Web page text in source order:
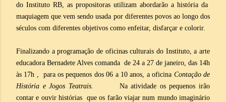
do Instituto RB, as propositoras utilizam abordarão a história da
maquiagem que vem sendo usada por diferentes povos ao longo dos
séculos com diferentes objetivos como enfeitar, disfarçar e colorir.
Finalizando a programação de oficinas culturais do Instituto, a arte
educadora Bernadete Alves comanda de 24 a 27 de janeiro, das 14h
às 17h , para os pequenos dos 06 a 10 anos, a oficina Contação de
História e Jogos Teatrais. Na atividade os pequenos irão
contar e ouvir histórias que os farão viajar num mundo imaginário